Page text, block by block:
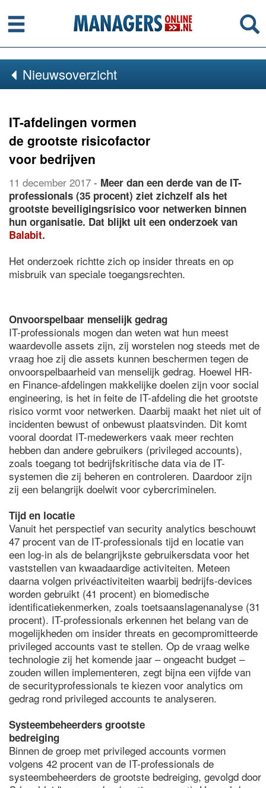
Menu
Nieuwsoverzicht
IT-afdelingen vormen
de grootste risicofactor
voor bedrijven
11 december 2017 - Meer dan een derde van de IT-
professionals (35 procent) ziet zichzelf als het
grootste beveiligingsrisico voor netwerken binnen
hun organisatie. Dat blijkt uit een onderzoek van
Balabit.
Het onderzoek richtte zich op insider threats en op
misbruik van speciale toegangsrechten.
Onvoorspelbaar menselijk gedrag
IT-professionals mogen dan weten wat hun meest
waardevolle assets zijn, zij worstelen nog steeds met de
vraag hoe zij die assets kunnen beschermen tegen de
onvoorspelbaarheid van menselijk gedrag. Hoewel HR-
en Finance-afdelingen makkelijke doelen zijn voor social
engineering, is het in feite de IT-afdeling die het grootste
risico vormt voor netwerken. Daarbij maakt het niet uit of
incidenten bewust of onbewust plaatsvinden. Dit komt
vooral doordat IT-medewerkers vaak meer rechten
hebben dan andere gebruikers (privileged accounts),
zoals toegang tot bedrijfskritische data via de IT-
systemen die zij beheren en controleren. Daardoor zijn
zij een belangrijk doelwit voor cybercriminelen.
Tijd en locatie
Vanuit het perspectief van security analytics beschouwt
47 procent van de IT-professionals tijd en locatie van
een log-in als de belangrijkste gebruikersdata voor het
vaststellen van kwaadaardige activiteiten. Meteen
daarna volgen privéactiviteiten waarbij bedrijfs-devices
worden gebruikt (41 procent) en biomedische
identificatiekenmerken, zoals toetsaanslagenanalyse (31
procent). IT-professionals erkennen het belang van de
mogelijkheden om insider threats en gecompromitteerde
privileged accounts vast te stellen. Op de vraag welke
technologie zij het komende jaar – ongeacht budget –
zouden willen implementeren, zegt bijna een vijfde van
de securityprofessionals te kiezen voor analytics om
gedrag rond privileged accounts te analyseren.
Systeembeheerders grootste
bedreiging
Binnen de groep met privileged accounts vormen
volgens 42 procent van de IT-professionals de
systeembeheerders de grootste bedreiging, gevolgd door